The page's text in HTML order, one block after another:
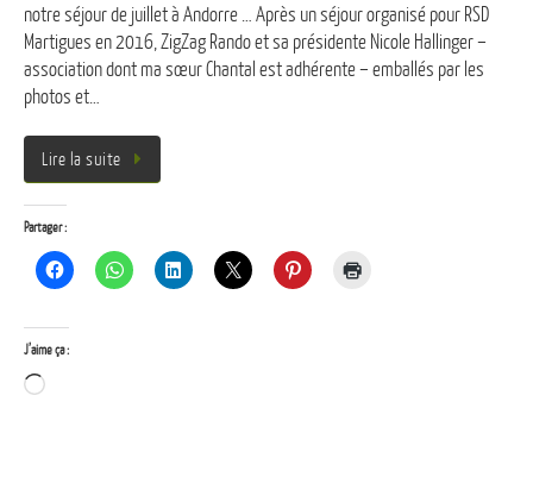
notre séjour de juillet à Andorre … Après un séjour organisé pour RSD
Martigues en 2016, ZigZag Rando et sa présidente Nicole Hallinger –
association dont ma sœur Chantal est adhérente – emballés par les
photos et…
Lire la suite
Partager :
J’aime ça :
Chargement…